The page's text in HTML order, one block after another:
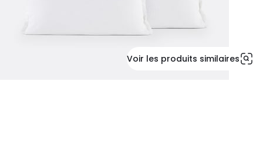
Voir les produits similaires